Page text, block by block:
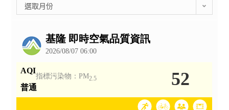
整
選取月份